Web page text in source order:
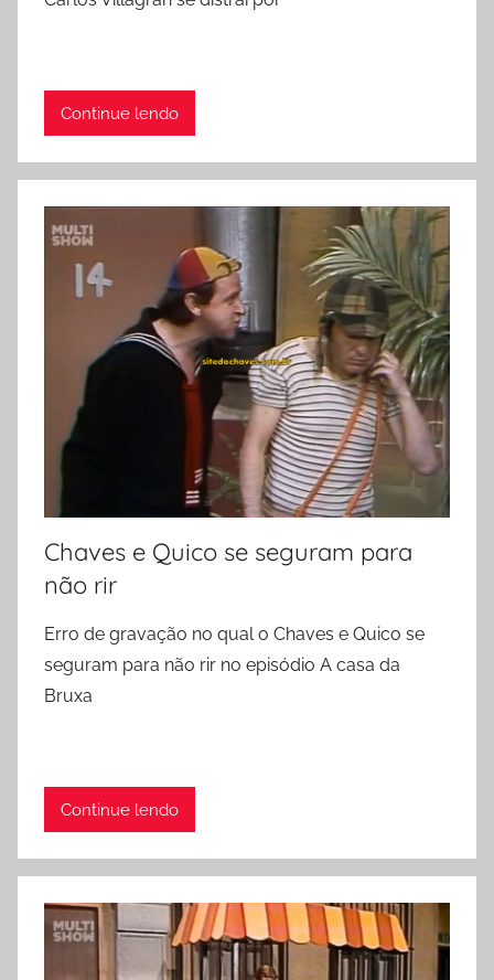
Continue lendo
Chaves e Quico se seguram para
não rir
Erro de gravação no qual o Chaves e Quico se
seguram para não rir no episódio A casa da
Bruxa
Continue lendo